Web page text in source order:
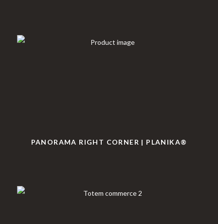
PANORAMA RIGHT CORNER | PLANIKA®